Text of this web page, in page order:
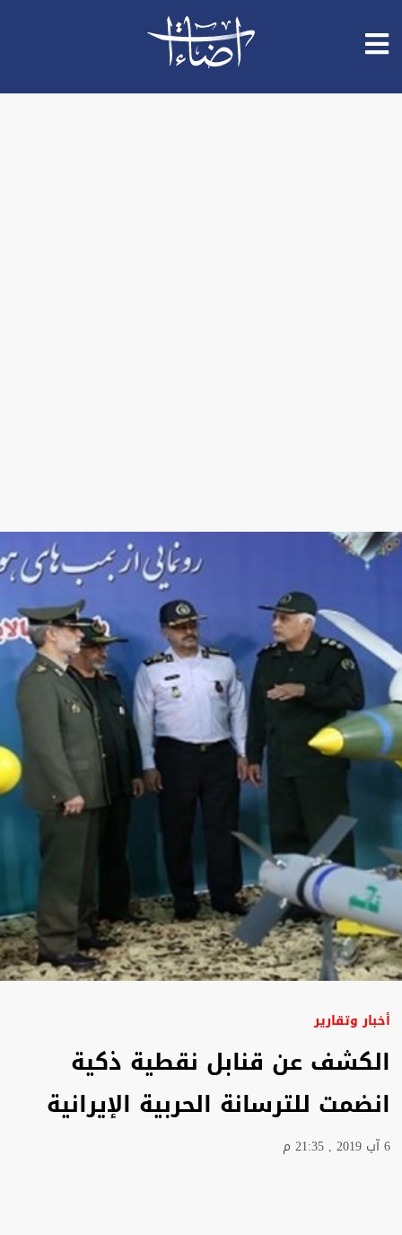
أخبار وتقارير
الكشف عن قنابل نقطية ذكية
انضمت للترسانة الحربية الإيرانية
6 آب 2019 , 21:35 م